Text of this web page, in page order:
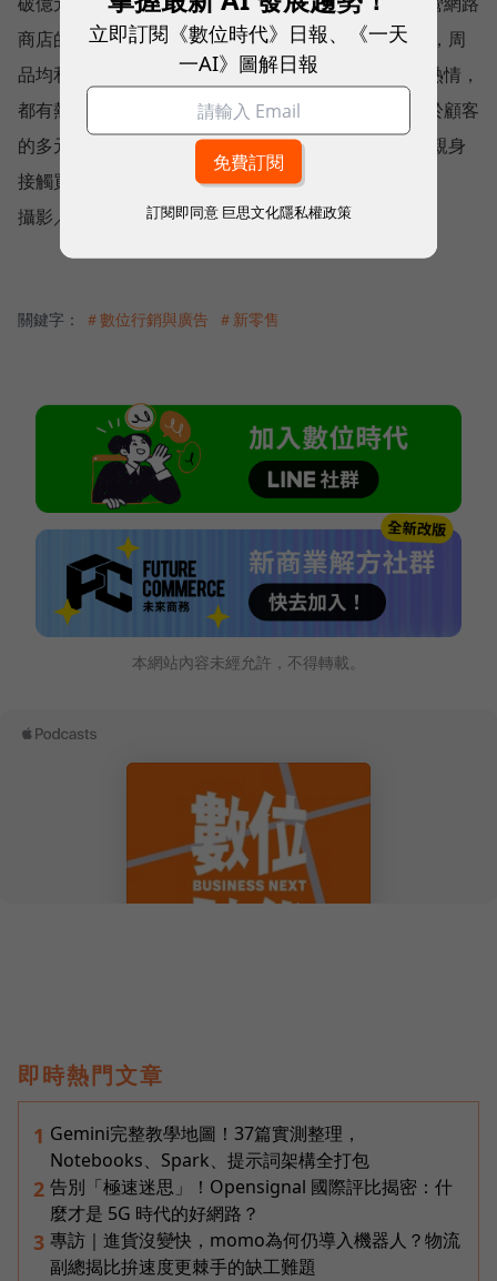
商店的寂寞，面對的是沒見過面的客人與生冷 的電腦，周
品均和陳曉婷坦言開店當天，見著客人對自家品牌的熱情，
都有熱淚盈眶的感動。莊隆龍與８６小舖店長葉璇對於顧客
的多元也相當興奮，或許開實體店 在營收考量之外，親身
接觸買家也能激勵撫慰這群「苦過來」的老闆吧！
攝影／侯俊偉
關鍵字： ＃數位行銷與廣告 ＃新零售
本網站內容未經允許，不得轉載。
即時熱門文章
1 Gemini完整教學地圖！37篇實測整理，
Notebooks、Spark、提示詞架構全打包
2 告別「極速迷思」！Opensignal 國際評比揭密：什
麼才是 5G 時代的好網路？
3 專訪｜進貨沒變快，momo為何仍導入機器人？物流
副總揭比拚速度更棘手的缺工難題
立即訂閱《數位時代》日報、《一天
一AI》圖解日報
訂閱即同意 巨思文化隱私權政策